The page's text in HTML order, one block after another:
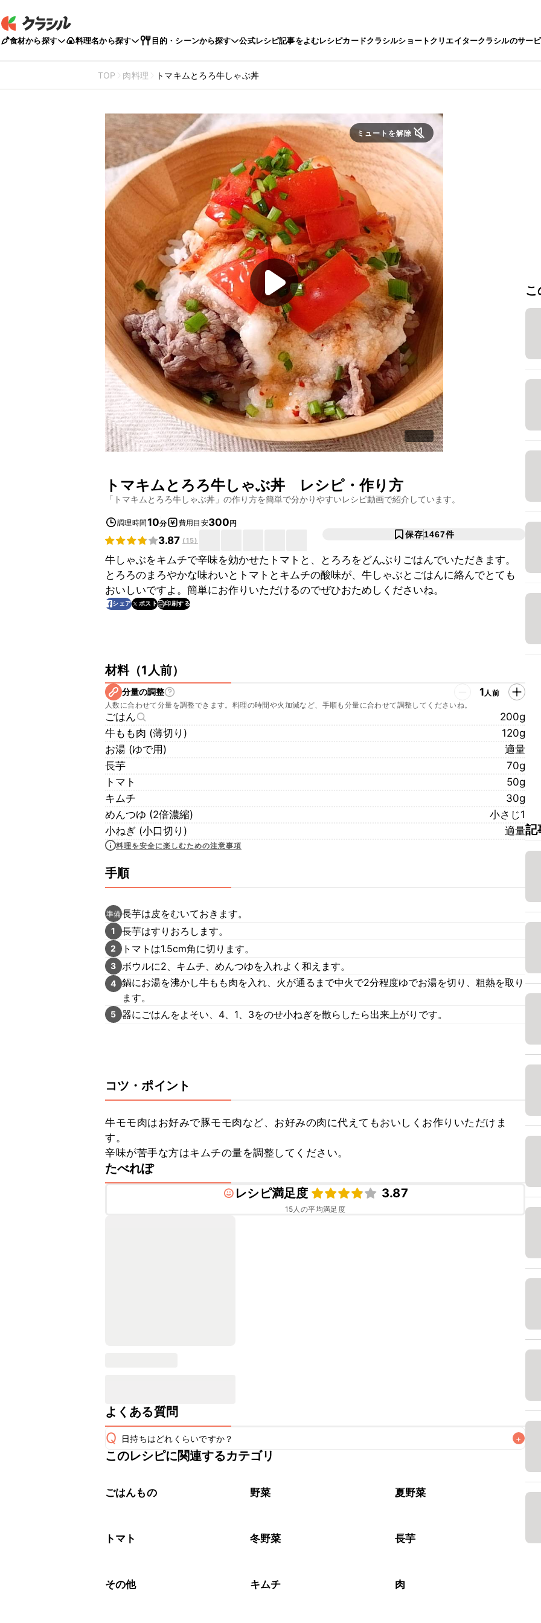
食材から探す 料理名から探す 目的・シーンから探す 公式レシピ記事をよむレシピカードクラシルショートクリエイタークラシルのサー
TOP 肉料理 トマキムとろろ牛しゃぶ丼
ミュートを解除
トマキムとろろ牛しゃぶ丼 レシピ・作り方
「 トマキムとろろ牛しゃぶ丼 」の作り方を簡単で分かりやすいレシピ動画で紹介しています。
調理時間10分 費用目安300円
3.87 (15)
保存1467件
牛しゃぶをキムチで辛味を効かせたトマトと、とろろをどんぶりごはんでいただきます。
とろろのまろやかな味わいとトマトとキムチの酸味が、牛しゃぶとごはんに絡んでとても
おいしいですよ。簡単にお作りいただけるのでぜひおためしくださいね。
シェア ポスト 印刷する
材料（1人前）
分量の調整 1人前
人数に合わせて分量を調整できます。料理の時間や火加減など、手順も分量に合わせて調整してくださいね。
ごはん
200g
牛もも肉 (薄切り)
120g
お湯 (ゆで用)
適量
長芋
70g
トマト
50g
キムチ
30g
めんつゆ (2倍濃縮)
小さじ1
小ねぎ (小口切り)
適量
料理を安全に楽しむための注意事項
手順
準備長芋は皮をむいておきます。
1 長芋はすりおろします。
2 トマトは1.5cm角に切ります。
3 ボウルに2、キムチ、めんつゆを入れよく和えます。
4 鍋にお湯を沸かし牛もも肉を入れ、火が通るまで中火で2分程度ゆでお湯を切り、粗熱を取り
ます。
5 器にごはんをよそい、4、1、3をのせ小ねぎを散らしたら出来上がりです。
コツ・ポイント
牛モモ肉はお好みで豚モモ肉など、お好みの肉に代えてもおいしくお作りいただけま
す。
辛味が苦手な方はキムチの量を調整してください。
たべれぽ
レシピ満足度
3.87
15人の平均満足度
よくある質問
Q 日持ちはどれくらいですか？ +
こちらのレシピは出来たてをお召し上がりいただくことをおすすめします。
※日持ちは目安です。
このレシピに関連するカテゴリ
ごはんもの 野菜 夏野菜
トマト 冬野菜 長芋
その他 キムチ 肉
記